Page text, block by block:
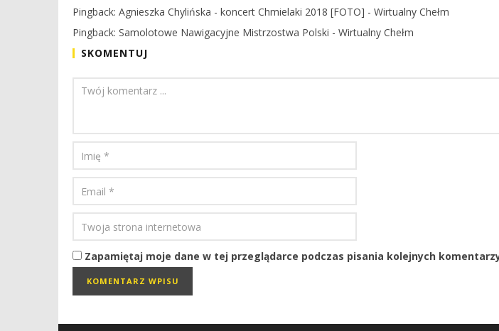
Pingback: Agnieszka Chylińska - koncert Chmielaki 2018 [FOTO] - Wirtualny Chełm
Pingback: Samolotowe Nawigacyjne Mistrzostwa Polski - Wirtualny Chełm
SKOMENTUJ
Zapamiętaj moje dane w tej przeglądarce podczas pisania kolejnych